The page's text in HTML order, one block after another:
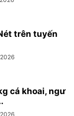
trên tuyến
cá khoai, ngư